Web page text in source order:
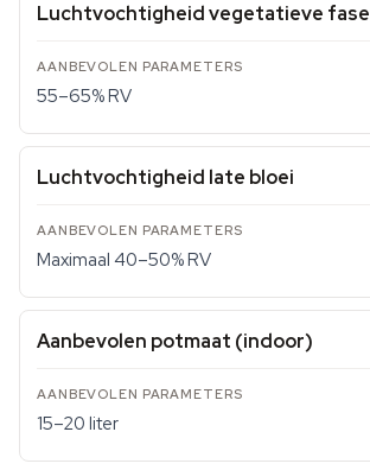
Luchtvochtigheid vegetatieve fase
55–65% RV
Luchtvochtigheid late bloei
Maximaal 40–50% RV
Aanbevolen potmaat (indoor)
15–20 liter